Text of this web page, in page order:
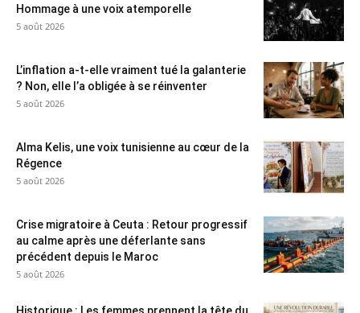
Hommage à une voix atemporelle
5 août 2026
L’inflation a-t-elle vraiment tué la galanterie
? Non, elle l’a obligée à se réinventer
5 août 2026
Alma Kelis, une voix tunisienne au cœur de la
Régence
5 août 2026
Crise migratoire à Ceuta : Retour progressif
au calme après une déferlante sans
précédent depuis le Maroc
5 août 2026